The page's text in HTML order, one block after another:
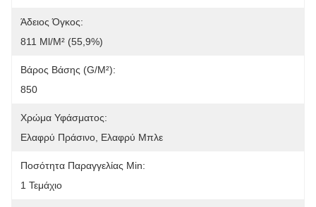
Άδειος Όγκος:
811 Ml/m² (55,9%)
Βάρος Βάσης (g/m²):
850
Χρώμα Υφάσματος:
Ελαφρύ Πράσινο, Ελαφρύ Μπλε
Ποσότητα Παραγγελίας Min:
1 Τεμάχιο